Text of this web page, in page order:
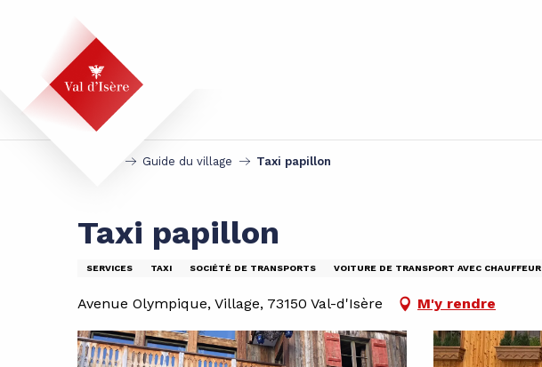
principal
Guide du village Taxi papillon
Taxi papillon
SERVICES TAXI SOCIÉTÉ DE TRANSPORTS VOITURE DE TRANSPORT AVEC CHAUFFEUR
Avenue Olympique, Village, 73150 Val-d'Isère M'y rendre